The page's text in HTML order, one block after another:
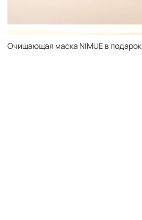
Очищающая маска NIMUE в подарок